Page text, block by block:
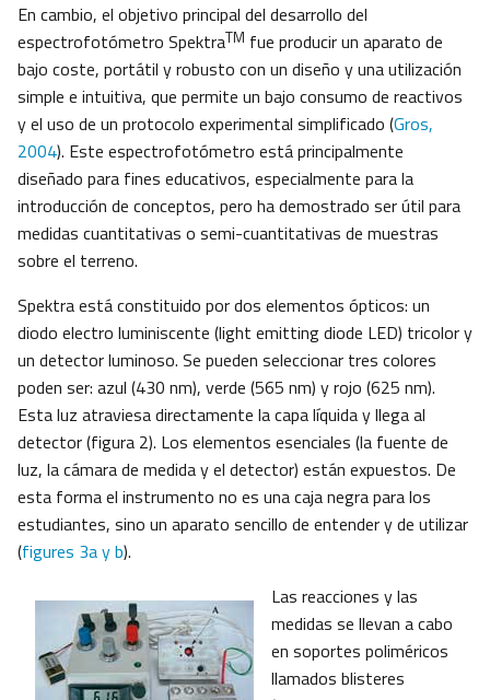
En cambio, el objetivo principal del desarrollo del
espectrofotómetro SpektraTM fue producir un aparato de
bajo coste, portátil y robusto con un diseño y una utilización
simple e intuitiva, que permite un bajo consumo de reactivos
y el uso de un protocolo experimental simplificado (Gros,
2004). Este espectrofotómetro está principalmente
diseñado para fines educativos, especialmente para la
introducción de conceptos, pero ha demostrado ser útil para
medidas cuantitativas o semi-cuantitativas de muestras
sobre el terreno.
Spektra está constituido por dos elementos ópticos: un
diodo electro luminiscente (light emitting diode LED) tricolor y
un detector luminoso. Se pueden seleccionar tres colores
poden ser: azul (430 nm), verde (565 nm) y rojo (625 nm).
Esta luz atraviesa directamente la capa líquida y llega al
detector (figura 2). Los elementos esenciales (la fuente de
luz, la cámara de medida y el detector) están expuestos. De
esta forma el instrumento no es una caja negra para los
estudiantes, sino un aparato sencillo de entender y de utilizar
(figures 3a y b).
Las reacciones y las
medidas se llevan a cabo
en soportes poliméricos
llamados blisteres